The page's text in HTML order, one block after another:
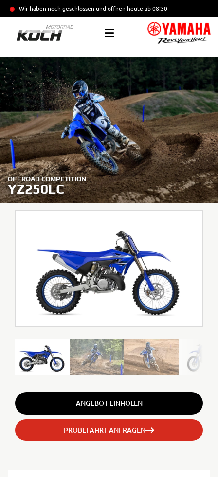
Wir haben noch geschlossen und öffnen heute ab 08:30
OFFROAD COMPETITION
YZ250LC
ANGEBOT EINHOLEN
PROBEFAHRT ANFRAGEN